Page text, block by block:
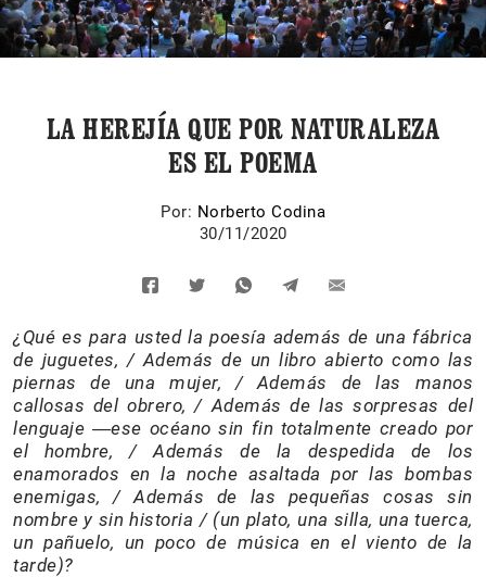
LA HEREJÍA QUE POR NATURALEZA
ES EL POEMA
Por: Norberto Codina
30/11/2020
¿Qué es para usted la poesía además de una fábrica
de juguetes, / Además de un libro abierto como las
piernas de una mujer, / Además de las manos
callosas del obrero, / Además de las sorpresas del
lenguaje ―ese océano sin fin totalmente creado por
el hombre, / Además de la despedida de los
enamorados en la noche asaltada por las bombas
enemigas, / Además de las pequeñas cosas sin
nombre y sin historia / (un plato, una silla, una tuerca,
un pañuelo, un poco de música en el viento de la
tarde)?